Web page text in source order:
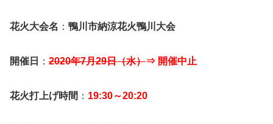
花火大会名 ： 鴨川市納涼花火鴨川大会
開催日 ： 2020年7月29日（水）⇒ 開催中止
花火打上げ時間 ： 19:30～20:20